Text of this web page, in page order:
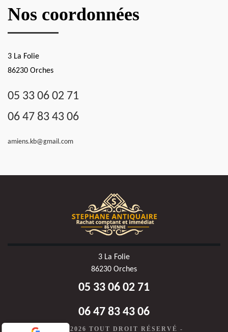
Nos coordonnées
3 La Folie
86230 Orches
05 33 06 02 71
06 47 83 43 06
amiens.kb@gmail.com
3 La Folie
86230 Orches
05 33 06 02 71
06 47 83 43 06
©2020-2026 TOUT DROIT RÉSERVÉ -